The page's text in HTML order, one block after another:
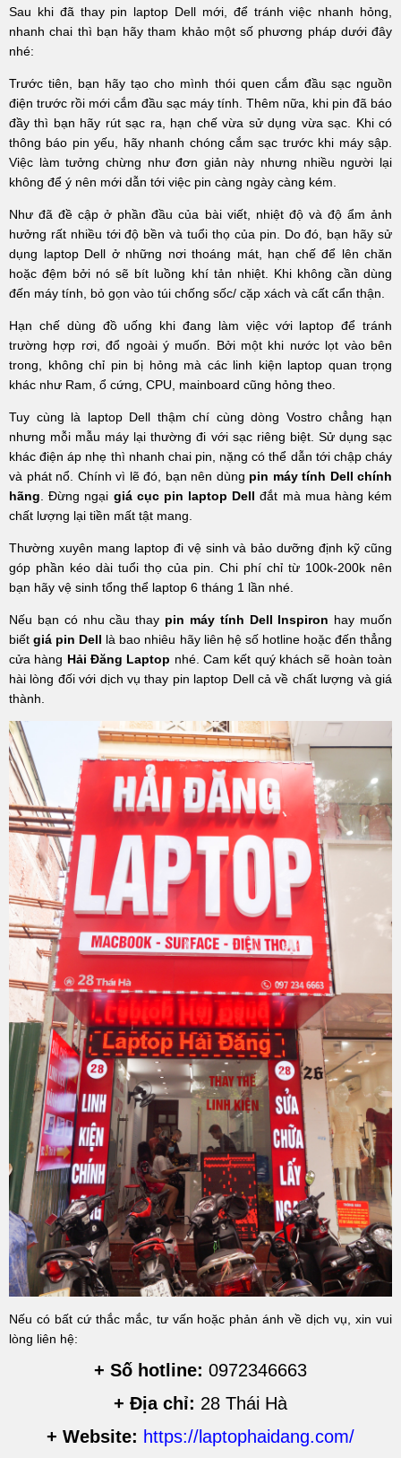
Sau khi đã thay pin laptop Dell mới, để tránh việc nhanh hỏng,
nhanh chai thì bạn hãy tham khảo một số phương pháp dưới đây
nhé:
Trước tiên, bạn hãy tạo cho mình thói quen cắm đầu sạc nguồn
điện trước rồi mới cắm đầu sạc máy tính. Thêm nữa, khi pin đã báo
đầy thì bạn hãy rút sạc ra, hạn chế vừa sử dụng vừa sạc. Khi có
thông báo pin yếu, hãy nhanh chóng cắm sạc trước khi máy sập.
Việc làm tưởng chừng như đơn giản này nhưng nhiều người lại
không để ý nên mới dẫn tới việc pin càng ngày càng kém.
Như đã đề cập ở phần đầu của bài viết, nhiệt độ và độ ẩm ảnh
hưởng rất nhiều tới độ bền và tuổi thọ của pin. Do đó, bạn hãy sử
dụng laptop Dell ở những nơi thoáng mát, hạn chế để lên chăn
hoặc đệm bởi nó sẽ bít luồng khí tản nhiệt. Khi không cần dùng
đến máy tính, bỏ gọn vào túi chống sốc/ cặp xách và cất cẩn thận.
Hạn chế dùng đồ uống khi đang làm việc với laptop để tránh
trường hợp rơi, đổ ngoài ý muốn. Bởi một khi nước lọt vào bên
trong, không chỉ pin bị hỏng mà các linh kiện laptop quan trọng
khác như Ram, ổ cứng, CPU, mainboard cũng hỏng theo.
Tuy cùng là laptop Dell thậm chí cùng dòng Vostro chẳng hạn
nhưng mỗi mẫu máy lại thường đi với sạc riêng biệt. Sử dụng sạc
khác điện áp nhẹ thì nhanh chai pin, nặng có thể dẫn tới chập cháy
và phát nổ. Chính vì lẽ đó, bạn nên dùng pin máy tính Dell chính
hãng . Đừng ngại giá cục pin laptop Dell đắt mà mua hàng kém
chất lượng lại tiền mất tật mang.
Thường xuyên mang laptop đi vệ sinh và bảo dưỡng định kỹ cũng
góp phần kéo dài tuổi thọ của pin. Chi phí chỉ từ 100k-200k nên
bạn hãy vệ sinh tổng thể laptop 6 tháng 1 lần nhé.
Nếu bạn có nhu cầu thay pin máy tính Dell Inspiron hay muốn
biếtgiá pin Dell là bao nhiêu hãy liên hệ số hotline hoặc đến thẳng
cửa hàng Hải Đăng Laptop nhé. Cam kết quý khách sẽ hoàn toàn
hài lòng đối với dịch vụ thay pin laptop Dell cả về chất lượng và giá
thành.
Nếu có bất cứ thắc mắc, tư vấn hoặc phản ánh về dịch vụ, xin vui
lòng liên hệ:
+ Số hotline: 0972346663
+ Địa chỉ: 28 Thái Hà
+ Website: https://laptophaidang.com/